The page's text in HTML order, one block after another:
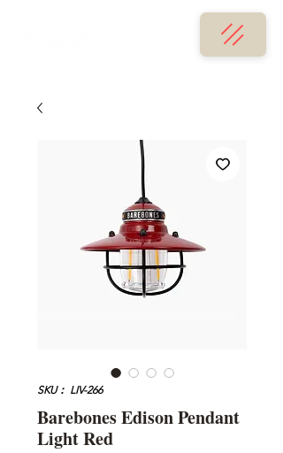
SKU： LIV-266
Barebones Edison Pendant
Light Red